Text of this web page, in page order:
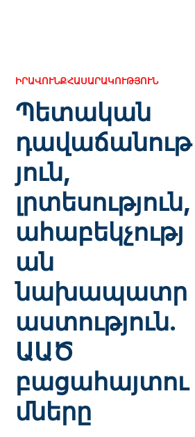
ԻՐԱՎՈՒՆՔՀԱՍԱՐԱԿՈՒԹՅՈՒՆ
Պետական
դավաճանութ
յուն,
լրտեսություն,
ահաբեկչությ
ան
նախապատր
աստություն.
ԱԱԾ
բացահայտու
մները